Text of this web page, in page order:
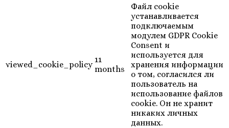
viewed_cookie_policy
11
months
Файл cookie
устанавливается
подключаемым
модулем GDPR Cookie
Consent и
используется для
хранения информации
о том, согласился ли
пользователь на
использование файлов
cookie. Он не хранит
никаких личных
данных.